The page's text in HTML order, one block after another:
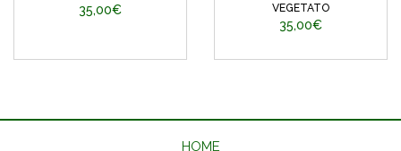
35,00€
VEGETATO
35,00€
HOME